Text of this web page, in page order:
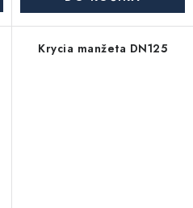
Krycia manžeta DN125